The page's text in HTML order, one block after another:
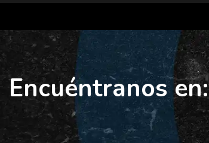
Encuéntranos en: